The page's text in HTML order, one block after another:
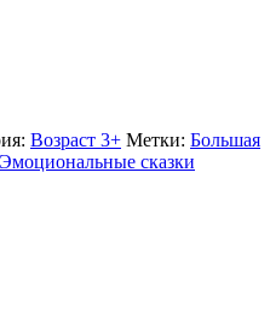
Возраст 3+ Метки: Большая
Эмоциональные сказки